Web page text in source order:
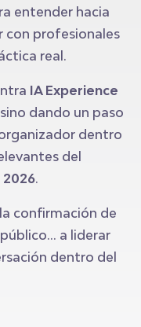
entender hacia
con profesionales
real.
IA Experience
dando un paso
dentro
del
2026.
confirmación de
a liderar
dentro del